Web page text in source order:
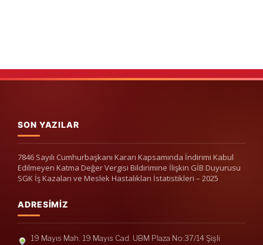
SON YAZILAR
7846 Sayılı Cumhurbaşkanı Kararı Kapsamında İndirimi Kabul
Edilmeyen Katma Değer Vergisi Bildirimine İlişkin GİB Duyurusu
SGK İş Kazaları ve Meslek Hastalıkları İstatistikleri – 2025
ADRESIMIZ
19 Mayıs Mah. 19 Mayıs Cad. UBM Plaza No:37/14 Şişli